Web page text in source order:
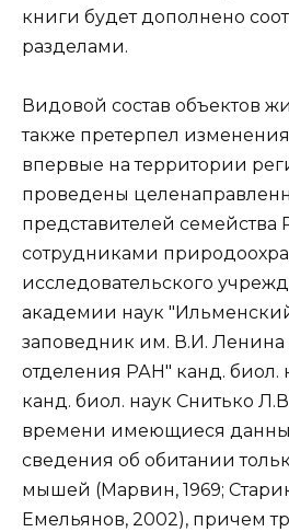
книги будет дополнено
разделами.
Видовой состав объектов
также претерпел
впервые на территории
проведены
представителей семейства
сотрудниками
исследовательского
академии наук
заповедник им. В.И. Ленина
отделения РАН" канд. биол.
канд. биол. наук Снитько
времени имеющиеся
сведения об обитании
мышей (Марвин, 1969;
Емельянов, 2002), причем